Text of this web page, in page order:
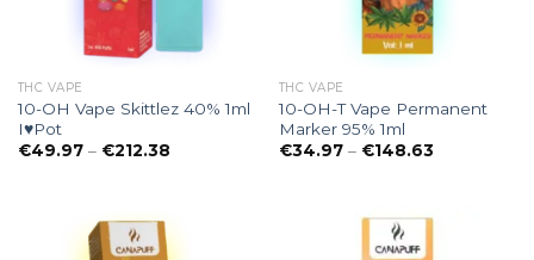
THC VAPE
10-OH Vape Skittlez 40% 1ml
I♥Pot
€49.97 – €212.38Preisspanne:
THC VAPE
10-OH-T Vape Permanent
Marker 95% 1ml
€34.97 – €148.63